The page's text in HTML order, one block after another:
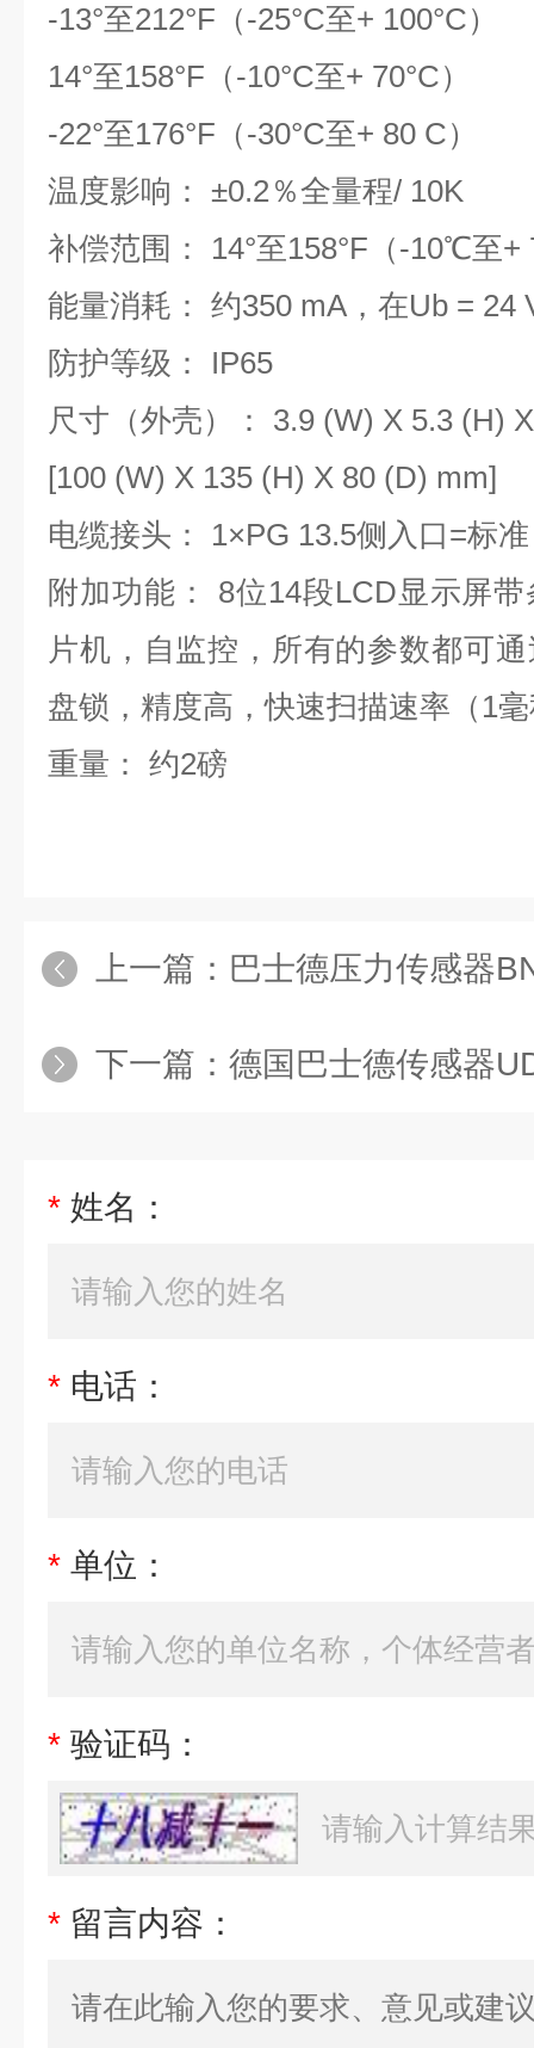
-13°至212°F（-25°C至+ 100°C）
14°至158°F（-10°C至+ 70°C）
-22°至176°F（-30°C至+ 80 C）
温度影响： ±0.2％全量程/ 10K
补偿范围： 14°至158°F（-10℃至
能量消耗： 约350 mA，在Ub = 24
防护等级： IP65
尺寸（外壳）： 3.9 (W) X 5.3 (H)
[100 (W) X 135 (H) X 80 (D) mm]
电缆接头： 1×PG 13.5侧入口=标准
附加功能： 8位14段LCD显示屏
片机，自监控，所有的参数都可
盘锁，精度高，快速扫描速率（1
重量： 约2磅
上一篇： 巴士德压力传感器
下一篇： 德国巴士德传感器
* 姓名：
* 电话：
* 单位：
* 验证码：
* 留言内容：